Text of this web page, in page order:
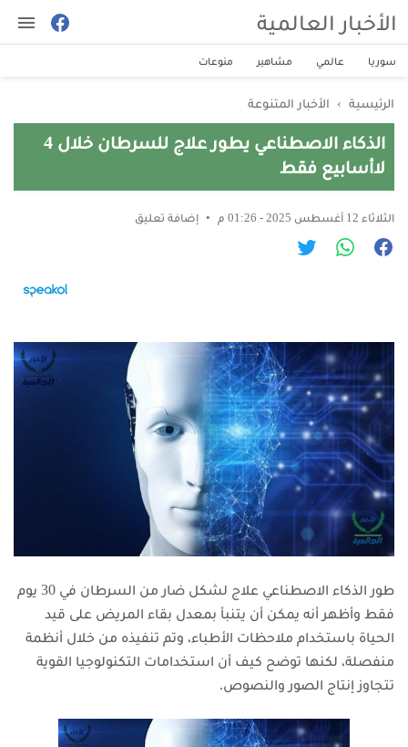
الأخبار العالمية
سوريا عالمي مشاهير منوعات
الرئيسية › الأخبار المتنوعة
الذكاء الاصطناعي يطور علاج للسرطان خلال 4
لاأسابيع فقط
الثلاثاء 12 أغسطس 2025 - 01:26 م إضافة تعليق
طور الذكاء الاصطناعي علاج لشكل ضار من السرطان في 30 يوم
فقط وأظهر أنه يمكن أن يتنبأ بمعدل بقاء المريض على قيد
الحياة باستخدام ملاحظات الأطباء، وتم تنفيذه من خلال أنظمة
منفصلة، لكنها توضح كيف أن استخدامات التكنولوجيا القوية
تتجاوز إنتاج الصور والنصوص.